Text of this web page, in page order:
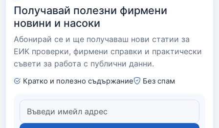
Получавай полезни фирмени
новини и насоки
Абонирай се и ще получаваш нови статии за
ЕИК проверки, фирмени справки и практически
съвети за работа с публични данни.
Кратко и полезно съдържание Без спам